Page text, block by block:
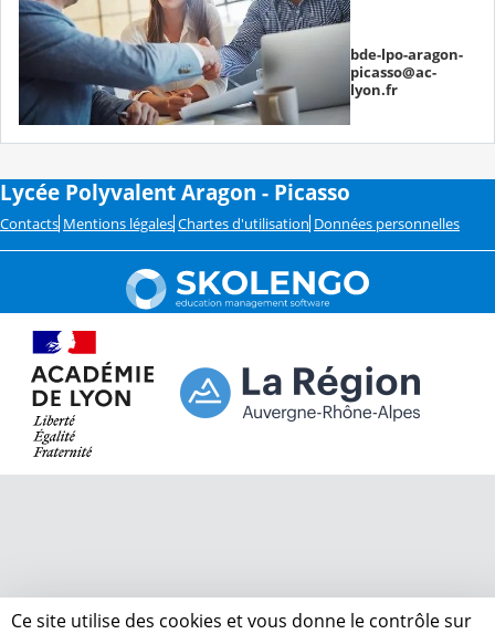
bde-lpo-aragon-
picasso@ac-
lyon.fr
Lycée Polyvalent Aragon - Picasso
Contacts Mentions légales Chartes d'utilisation Données personnelles
Ce site utilise des cookies et vous donne le contrôle sur